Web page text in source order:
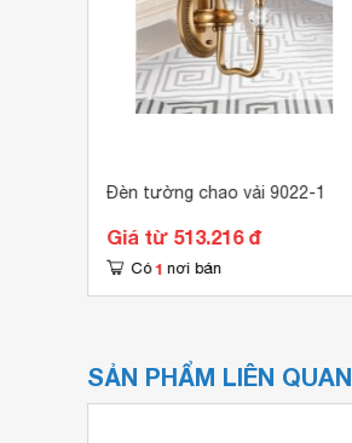
Đèn tường chao vải 9022-1
Giá từ 513.216 đ
Có 1 nơi bán
SẢN PHẨM LIÊN QUAN